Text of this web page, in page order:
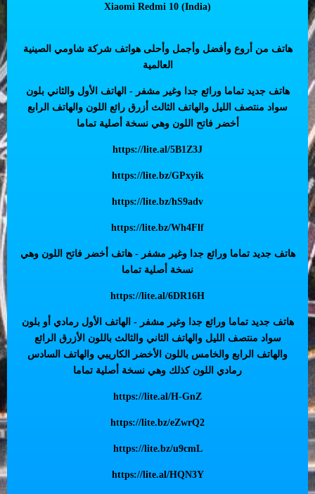
Xiaomi Redmi 10 (India)
هاتف من أروع وأفضل وأجمل وأحلى هواتف شركة شاومي الصينية
العالمية
هاتف جديد تماما ورائع جدا وغير مشفر - الهاتف الأول والثاني بلون
سواد منتصف الليل والهاتف الثالث أزرق رائع اللون والهاتف الرابع
أخضر فاتح اللون وهي نسخة أصلية تماما
https://lite.al/5B1Z3J
https://lite.bz/GPxyik
https://lite.bz/hS9adv
https://lite.bz/Wh4Flf
هاتف جديد تماما ورائع جدا وغير مشفر - هاتف أخضر فاتح اللون وهي
نسخة أصلية تماما
https://lite.al/6DR16H
هاتف جديد تماما ورائع جدا وغير مشفر - الهاتف الأول رمادي أو بلون
سواد منتصف الليل والهاتف الثاني والثالث باللون الأزرق الرائع
والهاتف الرابع والخامس باللون الأخضر الكاريبي والهاتف السادس
رمادي اللون كذلك وهي نسخة أصلية تماما
https://lite.al/H-GnZ
https://lite.bz/eZwrQ2
https://lite.bz/u9cmL
https://lite.al/HQN3Y